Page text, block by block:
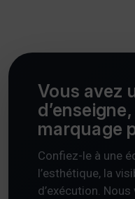
Vous avez
marquage
Confiez-le à une
l’esthétique, la
d’exécution.